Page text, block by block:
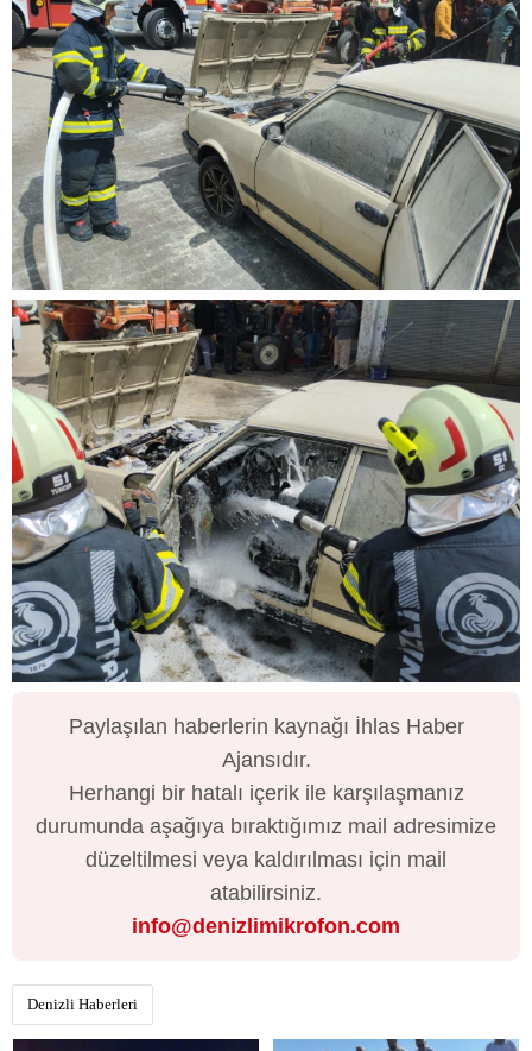
Paylaşılan haberlerin kaynağı İhlas Haber
Ajansıdır.
Herhangi bir hatalı içerik ile karşılaşmanız
durumunda aşağıya bıraktığımız mail adresimize
düzeltilmesi veya kaldırılması için mail
atabilirsiniz.
info@denizlimikrofon.com
Denizli Haberleri